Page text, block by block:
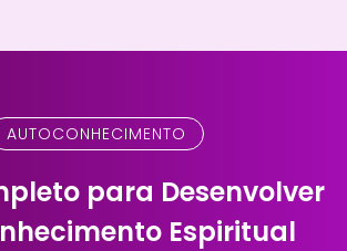
AUTOCONHECIMENTO
para Desenvolver
Espiritual